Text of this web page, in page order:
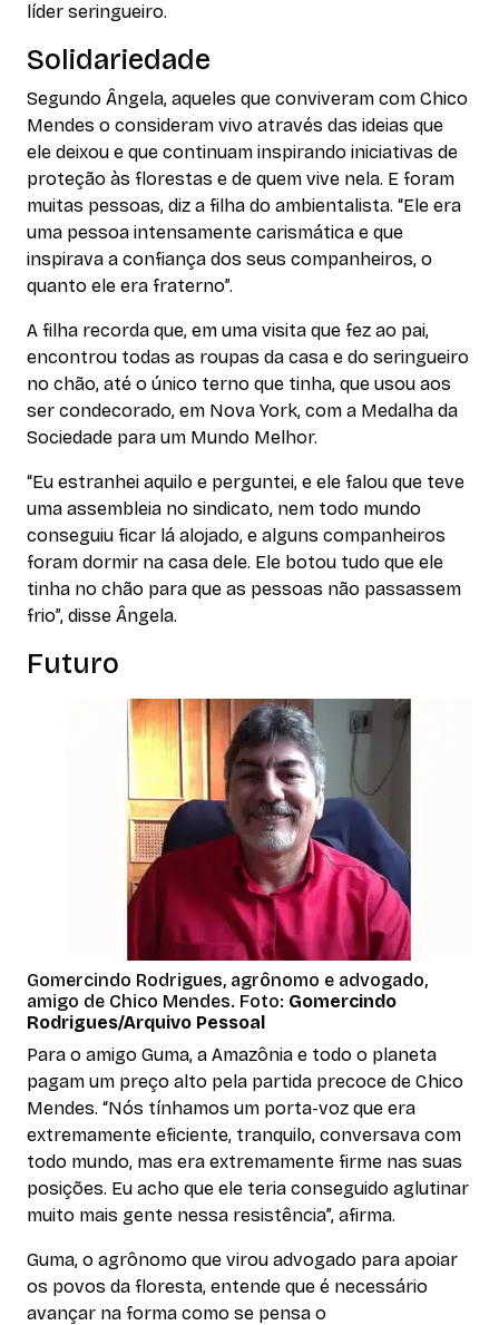
líder seringueiro.
Solidariedade
Segundo Ângela, aqueles que conviveram com Chico
Mendes o consideram vivo através das ideias que
ele deixou e que continuam inspirando iniciativas de
proteção às florestas e de quem vive nela. E foram
muitas pessoas, diz a filha do ambientalista. “Ele era
uma pessoa intensamente carismática e que
inspirava a confiança dos seus companheiros, o
quanto ele era fraterno”.
A filha recorda que, em uma visita que fez ao pai,
encontrou todas as roupas da casa e do seringueiro
no chão, até o único terno que tinha, que usou aos
ser condecorado, em Nova York, com a Medalha da
Sociedade para um Mundo Melhor.
“Eu estranhei aquilo e perguntei, e ele falou que teve
uma assembleia no sindicato, nem todo mundo
conseguiu ficar lá alojado, e alguns companheiros
foram dormir na casa dele. Ele botou tudo que ele
tinha no chão para que as pessoas não passassem
frio”, disse Ângela.
Futuro
Gomercindo Rodrigues, agrônomo e advogado,
amigo de Chico Mendes. Foto: Gomercindo
Rodrigues/Arquivo Pessoal
Para o amigo Guma, a Amazônia e todo o planeta
pagam um preço alto pela partida precoce de Chico
Mendes. “Nós tínhamos um porta-voz que era
extremamente eficiente, tranquilo, conversava com
todo mundo, mas era extremamente firme nas suas
posições. Eu acho que ele teria conseguido aglutinar
muito mais gente nessa resistência”, afirma.
Guma, o agrônomo que virou advogado para apoiar
os povos da floresta, entende que é necessário
avançar na forma como se pensa o